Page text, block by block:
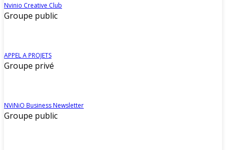
Nvinio Creative Club
Groupe public
APPEL A PROJETS
Groupe privé
NViNiO Business Newsletter
Groupe public